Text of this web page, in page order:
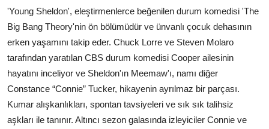
'Young Sheldon', eleştirmenlerce beğenilen durum komedisi 'The
Big Bang Theory'nin ön bölümüdür ve ünvanlı çocuk dehasının
erken yaşamını takip eder. Chuck Lorre ve Steven Molaro
tarafından yaratılan CBS durum komedisi Cooper ailesinin
hayatını inceliyor ve Sheldon'ın Meemaw'ı, namı diğer
Constance “Connie” Tucker, hikayenin ayrılmaz bir parçası.
Kumar alışkanlıkları, spontan tavsiyeleri ve sık sık talihsiz
aşkları ile tanınır. Altıncı sezon galasında izleyiciler Connie ve